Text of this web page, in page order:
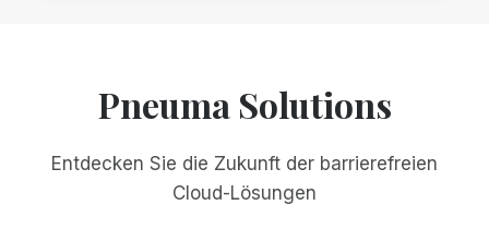
Pneuma Solutions
Entdecken Sie die Zukunft der barrierefreien
Cloud-Lösungen